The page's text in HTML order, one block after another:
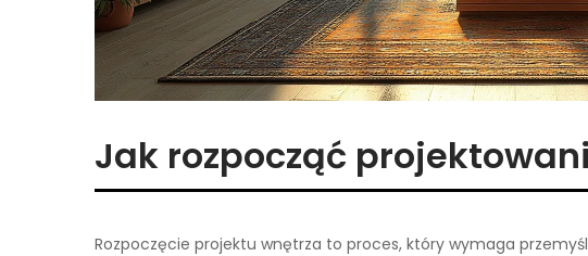
Jak rozpocząć
Rozpoczęcie projektu wnętrza to proces, który wymaga